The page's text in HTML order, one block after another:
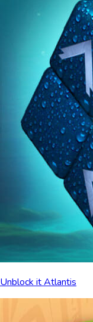
Unblock it Atlantis